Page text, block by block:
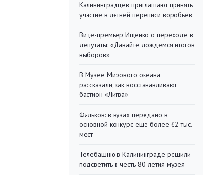
Калининградцев приглашают принять
участие в летней переписи воробьев
Вице-премьер Ищенко о переходе в
депутаты: «Давайте дождемся итогов
выборов»
В Музее Мирового океана
рассказали, как восстанавливают
бастион «Литва»
Фальков: в вузах передано в
основной конкурс ещё более 62 тыс.
мест
Телебашню в Калининграде решили
подсветить в честь 80-летия музея